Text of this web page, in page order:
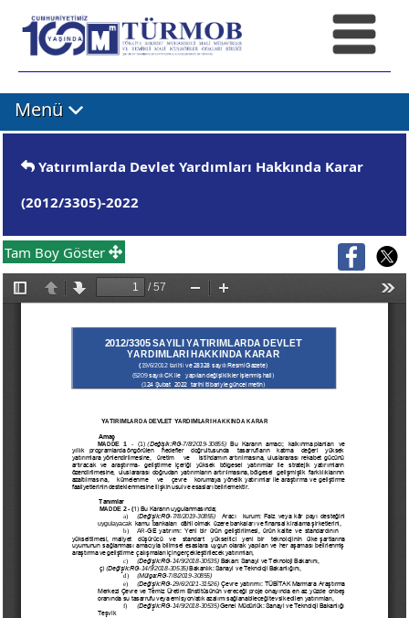
Menü
Yatırımlarda Devlet Yardımları Hakkında Karar
(2012/3305)-2022
Tam Boy Göster